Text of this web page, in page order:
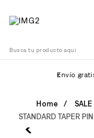
Envío
SALE
STANDARD TAPER
Términos Más